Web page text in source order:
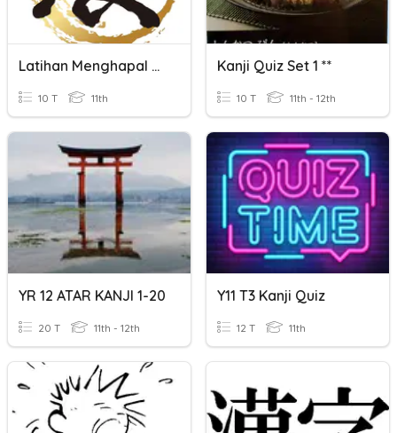
Latihan Menghapal Bentuk Kanji
10 T 11th
Kanji Quiz Set 1 **
10 T 11th - 12th
YR 12 ATAR KANJI 1-20
20 T 11th - 12th
Y11 T3 Kanji Quiz
12 T 11th